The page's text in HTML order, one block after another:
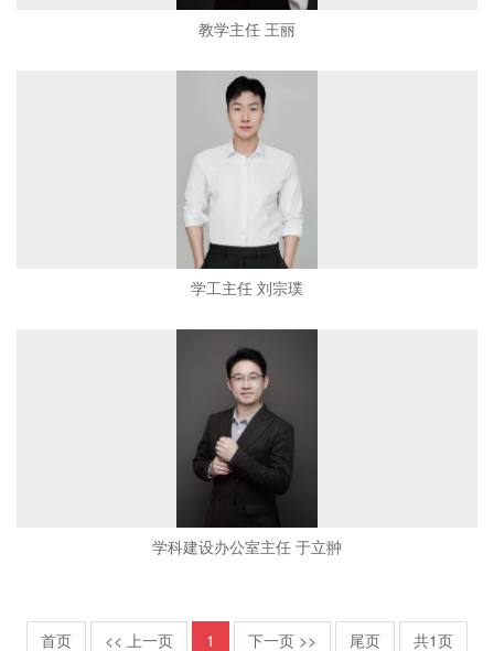
教学主任 王丽
学工主任 刘宗璞
学科建设办公室主任 于立翀
首页 << 上一页 1 下一页 >> 尾页 共1页